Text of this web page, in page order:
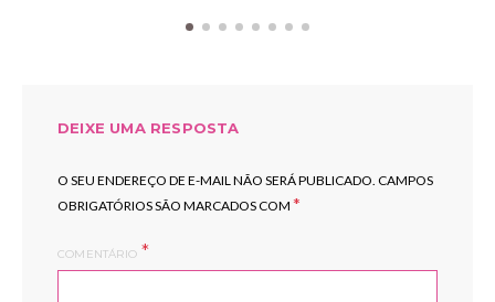
DEIXE UMA RESPOSTA
O SEU ENDEREÇO DE E-MAIL NÃO SERÁ PUBLICADO. CAMPOS
OBRIGATÓRIOS SÃO MARCADOS COM *
COMENTÁRIO